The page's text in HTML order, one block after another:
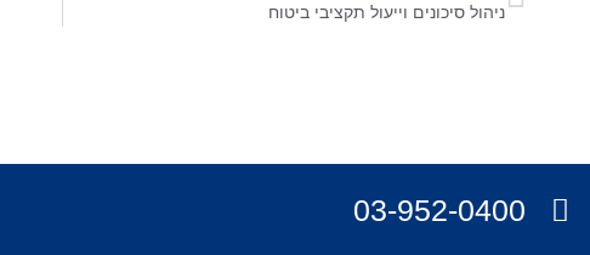
ניהול סיכונים וייעול תקציבי ביטוח
03-952-0400